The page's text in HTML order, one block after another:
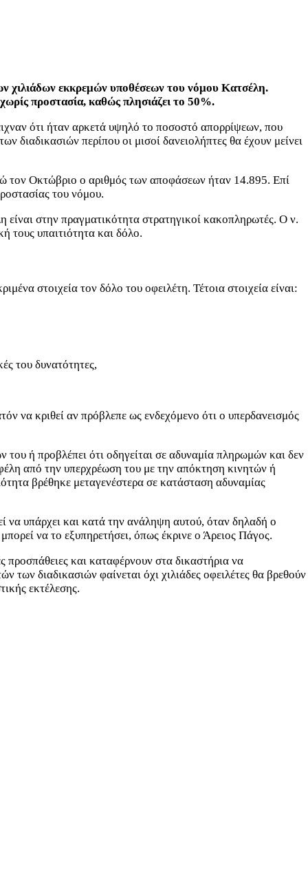
χιλιάδων εκκρεμών υποθέσεων του νόμου Κατσέλη.
προστασία, καθώς πλησιάζει το 50%.
ότι ήταν αρκετά υψηλό το ποσοστό απορρίψεων, που
διαδικασιών περίπου οι μισοί δανειολήπτες θα έχουν μείνει
τον Οκτώβριο ο αριθμός των αποφάσεων ήταν 14.895. Επί
του νόμου.
είναι στην πραγματικότητα στρατηγικοί κακοπληρωτές. Ο ν.
τους υπαιτιότητα και δόλο.
στοιχεία τον δόλο του οφειλέτη. Τέτοια στοιχεία είναι:
του δυνατότητες,
να κριθεί αν πρόβλεπε ως ενδεχόμενο ότι ο υπερδανεισμός
του ή προβλέπει ότι οδηγείται σε αδυναμία πληρωμών και δεν
από την υπερχρέωση του με την απόκτηση κινητών ή
βρέθηκε μεταγενέστερα σε κατάσταση αδυναμίας
να υπάρχει και κατά την ανάληψη αυτού, όταν δηλαδή ο
να το εξυπηρετήσει, όπως έκρινε ο Άρειος Πάγος.
προσπάθειες και καταφέρνουν στα δικαστήρια να
των διαδικασιών φαίνεται όχι χιλιάδες οφειλέτες θα βρεθούν
εκτέλεσης.